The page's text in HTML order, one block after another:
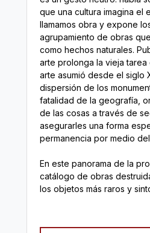
que una cultura imagina el
llamamos obra y expone
agrupamiento de obras
como hechos naturales.
arte prolonga la vieja tarea
arte asumió desde el siglo
dispersión de los
fatalidad de la geografía,
de las cosas a través de
asegurarles una forma
permanencia por medio
En este panorama de la
catálogo de obras
los objetos más raros y